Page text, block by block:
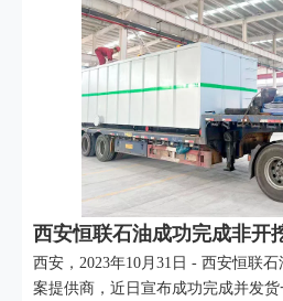
西安，2023年10月31日 - 西安恒联
案提供商，近日宣布成功完成并发